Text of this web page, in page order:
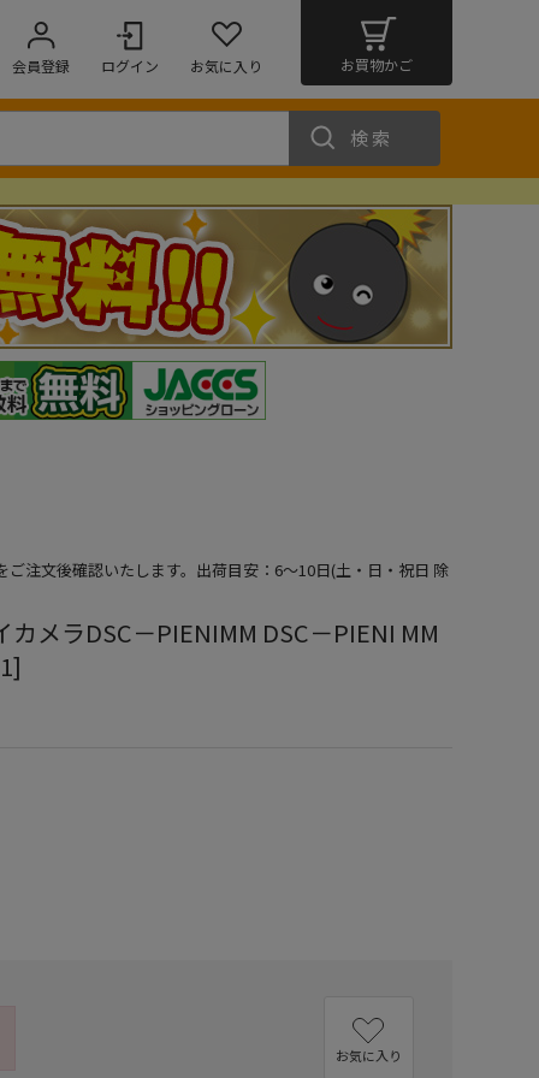
会員登録 ログイン お気に入り お買物かご
検索
注文後確認いたします。出荷目安：6～10日(土・日・祝日 除
メラDSC－PIENIMM DSC－PIENI MM
お気に入り